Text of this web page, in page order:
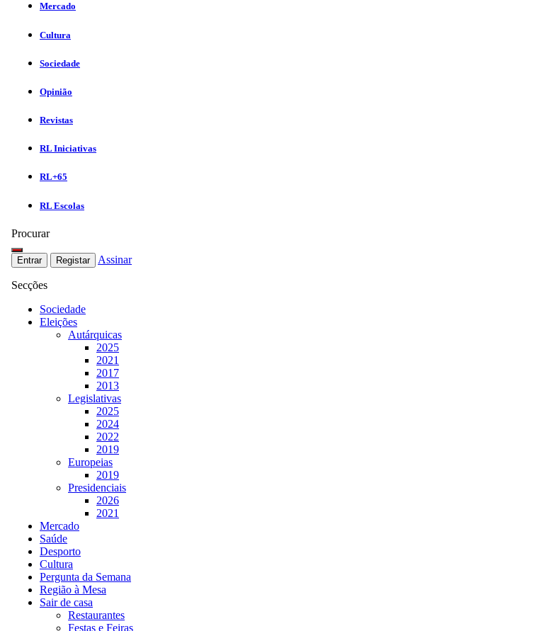
Mercado
Cultura
Sociedade
Opinião
Revistas
RL Iniciativas
RL+65
RL Escolas
Procurar
Entrar Registar Assinar
Secções
Sociedade
Eleições
Autárquicas
2025
2021
2017
2013
Legislativas
2025
2024
2022
2019
Europeias
2019
Presidenciais
2026
2021
Mercado
Saúde
Desporto
Cultura
Pergunta da Semana
Região à Mesa
Sair de casa
Restaurantes
Festas e Feiras